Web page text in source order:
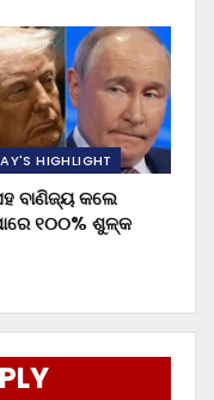
HIGHLIGHT
ବାଣିଜ୍ୟ କଲେ
୧୦୦% ଶୁଳ୍କ